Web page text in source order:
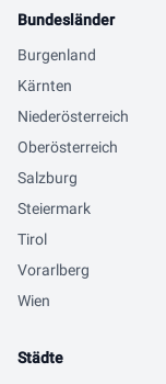
Bundesländer
Burgenland
Kärnten
Niederösterreich
Oberösterreich
Salzburg
Steiermark
Tirol
Vorarlberg
Wien
Städte